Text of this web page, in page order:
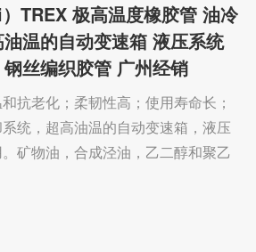
TREX 极高温度橡胶管 油冷
温的自动变速箱 液压系统
丝编织胶管 广州经销
抗老化；柔韧性高；使用寿命长；
统，超高油温的自动变速箱，液压
矿物油，合成泾油，乙二醇和聚乙